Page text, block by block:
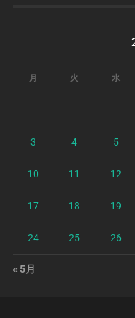
月 火 水
3 4 5
10 11 12
17 18 19
24 25 26
« 5月